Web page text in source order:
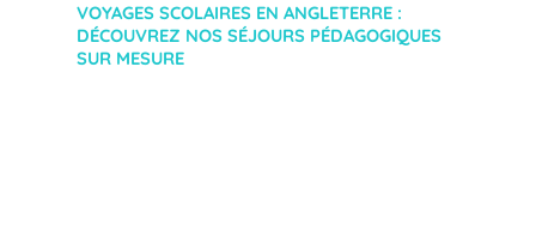
VOYAGES SCOLAIRES EN ANGLETERRE :
DÉCOUVREZ NOS SÉJOURS PÉDAGOGIQUES
SUR MESURE